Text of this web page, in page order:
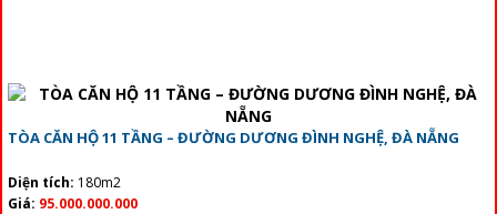
TÒA CĂN HỘ 11 TẦNG – ĐƯỜNG DƯƠNG ĐÌNH NGHỆ, ĐÀ NẴNG
Diện tích: 180m2
Giá: 95.000.000.000